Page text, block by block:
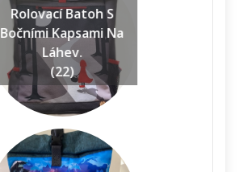
Rolovací Batoh S
Bočními Kapsami Na
Láhev.
(22)